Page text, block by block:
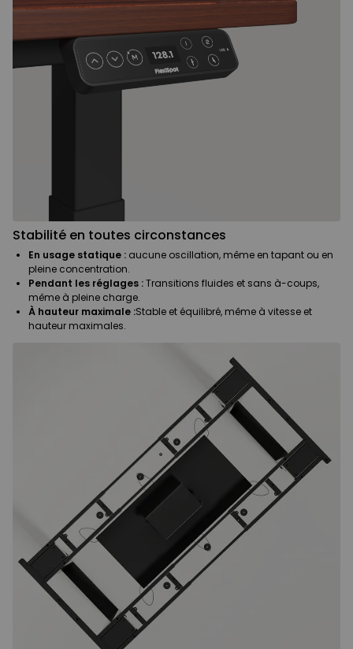
Stabilité en toutes circonstances
En usage statique : aucune oscillation, même en tapant ou en
pleine concentration.
Pendant les réglages :Transitions fluides et sans à-coups,
même à pleine charge.
À hauteur maximale :Stable et équilibré, même à vitesse et
hauteur maximales.